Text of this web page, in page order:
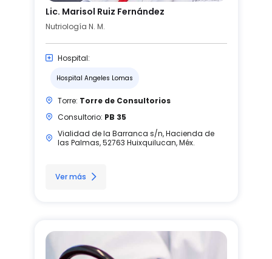
Lic. Marisol Ruiz Fernández
Nutriología N. M.
Hospital:
Hospital Angeles Lomas
Torre: Torre de Consultorios
Consultorio: PB 35
Vialidad de la Barranca s/n, Hacienda de
las Palmas, 52763 Huixquilucan, Méx.
Ver más